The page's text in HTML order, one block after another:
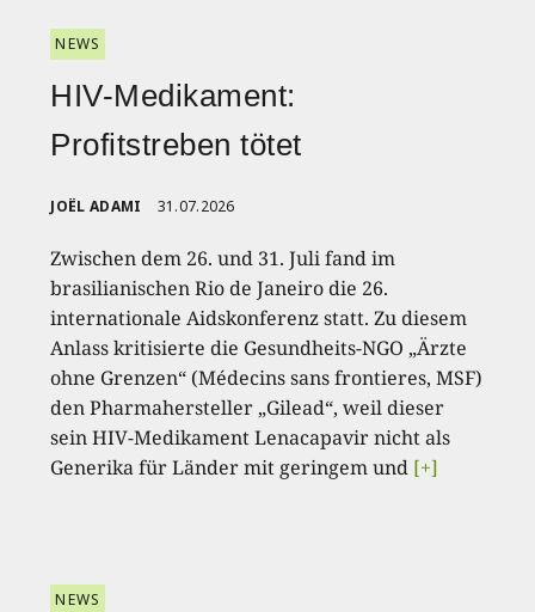
NEWS
HIV-Medikament:
Profitstreben tötet
JOËL ADAMI 31.07.2026
Zwischen dem 26. und 31. Juli fand im
brasilianischen Rio de Janeiro die 26.
internationale Aidskonferenz statt. Zu diesem
Anlass kritisierte die Gesundheits-NGO „Ärzte
ohne Grenzen“ (Médecins sans frontieres, MSF)
den Pharmahersteller „Gilead“, weil dieser
sein HIV-Medikament Lenacapavir nicht als
Generika für Länder mit geringem und [+]
NEWS